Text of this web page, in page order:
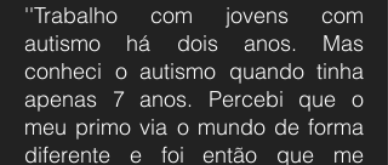
''Trabalho com jovens com
autismo há dois anos. Mas
conheci o autismo quando tinha
apenas 7 anos. Percebi que o
meu primo via o mundo de forma
diferente e foi então que me